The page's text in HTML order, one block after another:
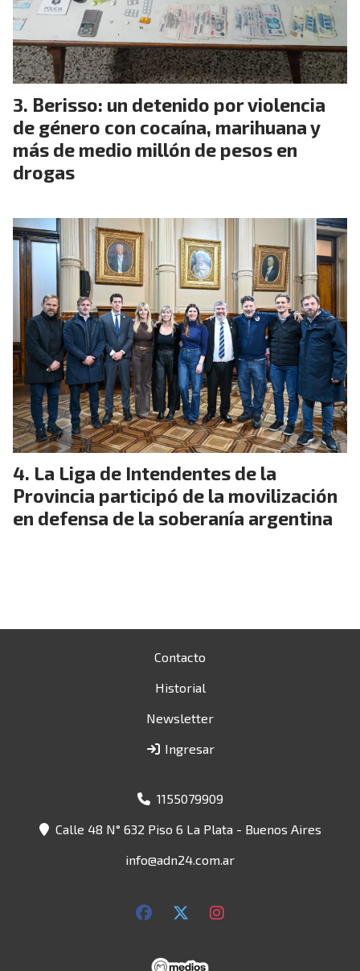
Berisso: un detenido por violencia
de género con cocaína, marihuana y
más de medio millón de pesos en
drogas
La Liga de Intendentes de la
Provincia participó de la movilización
en defensa de la soberanía argentina
Contacto
Historial
Newsletter
Ingresar
1155079909
Calle 48 N° 632 Piso 6 La Plata - Buenos Aires
info@adn24.com.ar